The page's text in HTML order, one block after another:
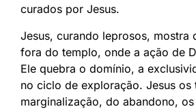
curados por Jesus.
Jesus, curando leprosos, mostra
fora do templo, onde a ação de
Ele quebra o domínio, a
no ciclo de exploração. Jesus os
marginalização, do abandono,